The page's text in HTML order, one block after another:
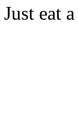
Just eat